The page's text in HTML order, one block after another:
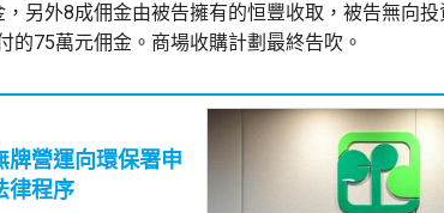
另外8成佣金由被告擁有的恒豐收取，被告無向投
的75萬元佣金。商場收購計劃最終告吹。
牌營運向環保署申
程序